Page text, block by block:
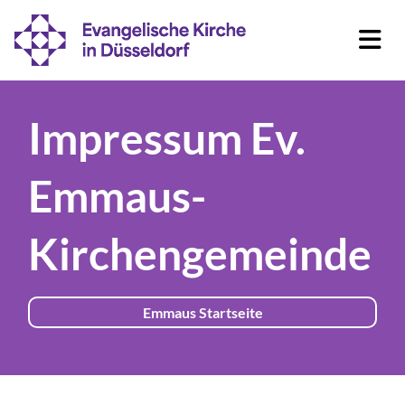
Impressum Ev.
Emmaus-
Kirchengemeinde
Emmaus Startseite